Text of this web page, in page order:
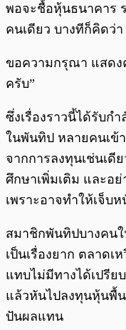
พอจะชื้อหุ้นธนาคาร
คนเดียว บางทีก็คิดว่า
ขอความกรุณา แสดง
ครับ”
ซึ่งเรื่องราวนี้ได้รับก
ในพันทิป หลายคนเข้
จากการลงทุนเช่นเดี
ศึกษาเพิ่มเติม และอย่
เพราะอาจทำให้เจ็บ
สมาชิกพันทิปบางคนใ
เป็นเรื่องยาก ตลาดเ
แทบไม่มีทางได้เปรีย
แล้วหันไปลงทุนหุ้นพื้
ปันผลแทน